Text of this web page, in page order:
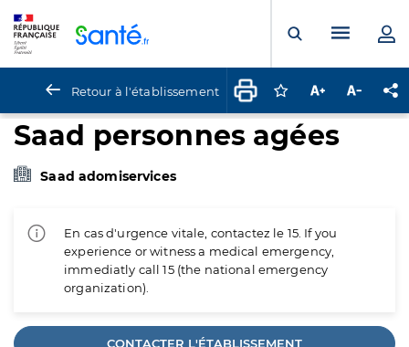
Ouvrir laMenu
Retour à l'établissement Connectez-vous
Augmenter la
Saad personnes agées
Saad adomiservices
En cas d'urgence vitale, contactez le 15. If you
experience or witness a medical emergency,
immediatly call 15 (the national emergency
organization).
CONTACTER L'ÉTABLISSEMENT